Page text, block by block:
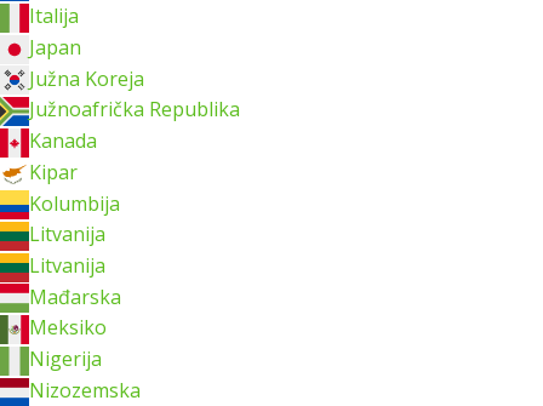
Italija
Japan
Južna Koreja
Južnoafrička Republika
Kanada
Kipar
Kolumbija
Litvanija
Litvanija
Mađarska
Meksiko
Nigerija
Nizozemska